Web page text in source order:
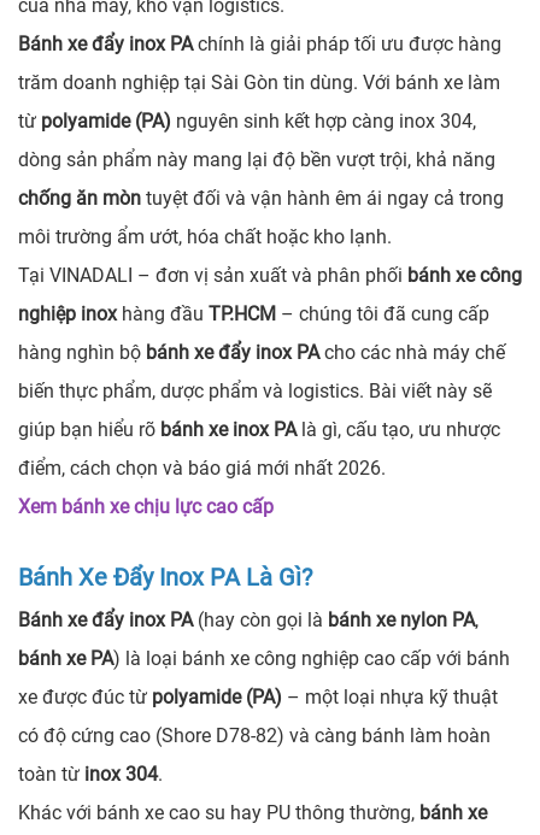
của nhà máy, kho vận logistics.
Bánh xe đẩy inox PAchính là giải pháp tối ưu được hàng
trăm doanh nghiệp tại Sài Gòn tin dùng. Với bánh xe làm
từ polyamide (PA) nguyên sinh kết hợp càng inox 304,
dòng sản phẩm này mang lại độ bền vượt trội, khả năng
chống ăn mòn tuyệt đối và vận hành êm ái ngay cả trong
môi trường ẩm ướt, hóa chất hoặc kho lạnh.
Tại VINADALI – đơn vị sản xuất và phân phối bánh xe công
nghiệp inoxhàng đầu TP.HCM – chúng tôi đã cung cấp
hàng nghìn bộ bánh xe đẩy inox PAcho các nhà máy chế
biến thực phẩm, dược phẩm và logistics. Bài viết này sẽ
giúp bạn hiểu rõ bánh xe inox PAlà gì, cấu tạo, ưu nhược
điểm, cách chọn và báo giá mới nhất 2026.
Xem bánh xe chịu lực cao cấp
Bánh Xe Đẩy Inox PA Là Gì?
Bánh xe đẩy inox PA(hay còn gọi là bánh xe nylon PA,
bánh xe PA) là loại bánh xe công nghiệp cao cấp với bánh
xe được đúc từ polyamide (PA) – một loại nhựa kỹ thuật
có độ cứng cao (Shore D78-82) và càng bánh làm hoàn
toàn từ inox 304.
Khác với bánh xe cao su hay PU thông thường, bánh xe